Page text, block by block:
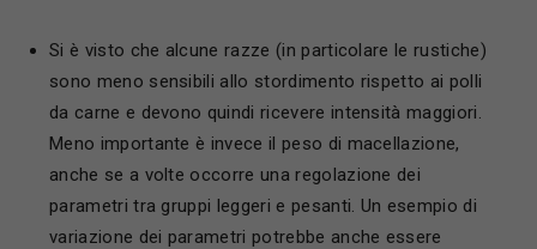
Si è visto che alcune razze (in particolare le rustiche)
sono meno sensibili allo stordimento rispetto ai polli
da carne e devono quindi ricevere intensità maggiori.
Meno importante è invece il peso di macellazione,
anche se a volte occorre una regolazione dei
parametri tra gruppi leggeri e pesanti. Un esempio di
variazione dei parametri potrebbe anche essere